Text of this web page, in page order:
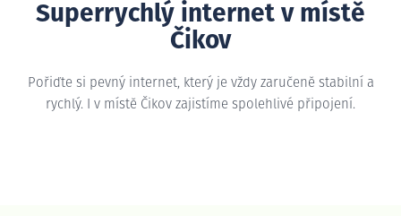
Superrychlý internet v místě
Čikov
Pořiďte si pevný internet, který je vždy zaručeně stabilní a
rychlý. I v místě Čikov zajistíme spolehlivé připojení.